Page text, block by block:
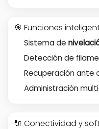
🎯 Funciones
Sistema de
Detección de
Recuperación ante
Administración
🔌 Conectividad y